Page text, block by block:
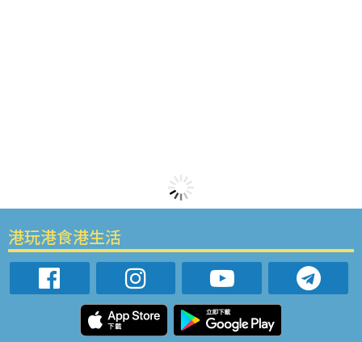
港玩港食港生活